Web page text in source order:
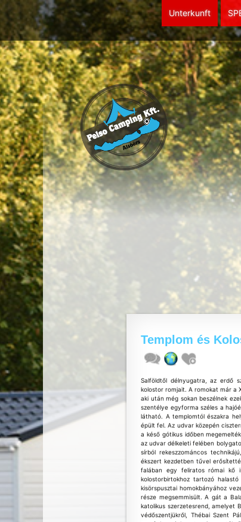
Unterkunft
Templom és
Salföldtől délnyugatra, az erdő
kolostor romjait. A romokat már a
aki után még sokan beszélnek
szentélye egyforma széles a
látható. A templomtól északra
épült fel. Az udvar közepén
a késő gótikus időben
az udvar délkeleti felében
sírból rekeszzománcos
ékszert kezdetben tűvel
falában egy feliratos római kő
kolostorbirtokhoz tartozó
kisörspusztai homokbányához
része megsemmisült. A gát a
katolikus szerzetesrend, amelyet
védőszentjükről, Thébai Szent